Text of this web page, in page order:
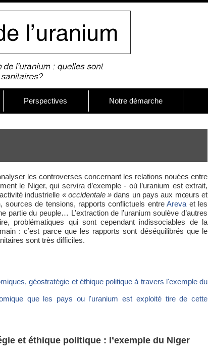
Perspectives Notre démarche
les controverses concernant les relations nouées entre
le Niger, qui servira d’exemple - où l’uranium est extrait,
industrielle « occidentale » dans un pays aux mœurs et
sources de tensions, rapports conflictuels entreAreva et les
partie du peuple… L’extraction de l’uranium soulève d’autres
problématiques qui sont cependant indissociables de la
: c’est parce que les rapports sont déséquilibrés que le
sont très difficiles.
géostratégie et éthique politique à travers l'exemple du
que les pays ou l'uranium est exploité tire de cette
et éthique politique : l’exemple du Niger